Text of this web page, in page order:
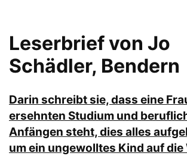
Leserbrief von Jo
Schädler, Bendern
Darin schreibt sie, dass eine
ersehnten Studium und
Anfängen steht, dies alles
um ein ungewolltes Kind auf die